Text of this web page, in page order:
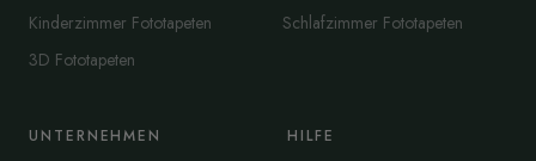
Kinderzimmer Fototapeten
3D Fototapeten
Schlafzimmer Fototapeten
UNTERNEHMEN HILFE